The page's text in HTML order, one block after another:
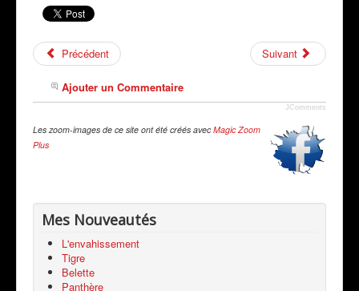
Précédent Suivant
Ajouter un Commentaire
JComments
Les zoom-images de ce site ont été créés avecMagic Zoom
Plus
Mes Nouveautés
L'envahissement
Tigre
Belette
Panthère